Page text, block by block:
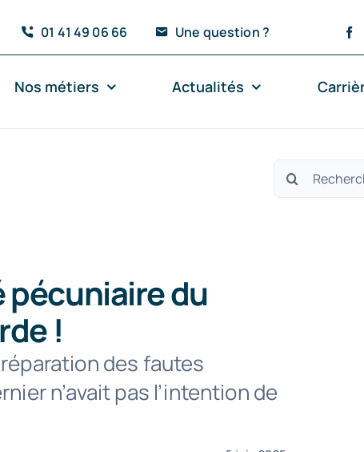
01 41 49 06 66 Une question ?
Nos métiers Actualités
pécuniaire du
!
des fautes
n’avait pas l’intention de